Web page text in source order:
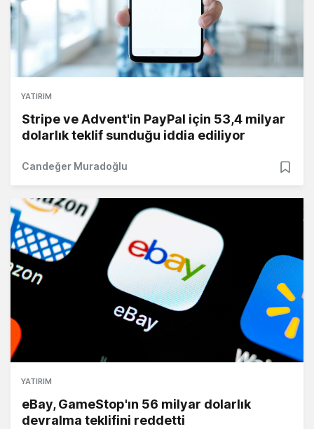
YATIRIM
Stripe ve Advent'in PayPal için 53,4 milyar
dolarlık teklif sunduğu iddia ediliyor
Candeğer Muradoğlu
YATIRIM
eBay, GameStop'ın 56 milyar dolarlık
devralma teklifini reddetti